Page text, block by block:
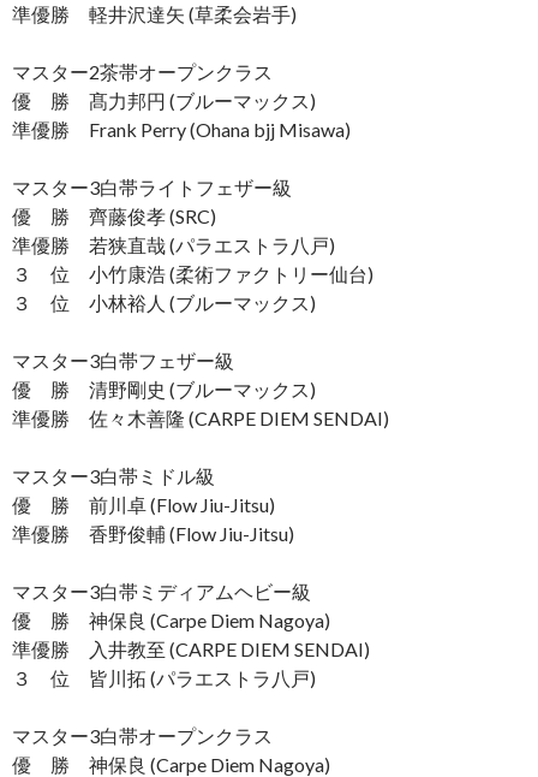
準優勝 軽井沢達矢 (草柔会岩手)
マスター2茶帯オープンクラス
優 勝 髙力邦円 (ブルーマックス)
準優勝 Frank Perry (Ohana bjj Misawa)
マスター3白帯ライトフェザー級
優 勝 齊藤俊孝 (SRC)
準優勝 若狭直哉 (パラエストラ八戸)
３ 位 小竹康浩 (柔術ファクトリー仙台)
３ 位 小林裕人 (ブルーマックス)
マスター3白帯フェザー級
優 勝 清野剛史 (ブルーマックス)
準優勝 佐々木善隆 (CARPE DIEM SENDAI)
マスター3白帯ミドル級
優 勝 前川卓 (Flow Jiu-Jitsu)
準優勝 香野俊輔 (Flow Jiu-Jitsu)
マスター3白帯ミディアムヘビー級
優 勝 神保良 (Carpe Diem Nagoya)
準優勝 入井教至 (CARPE DIEM SENDAI)
３ 位 皆川拓 (パラエストラ八戸)
マスター3白帯オープンクラス
優 勝 神保良 (Carpe Diem Nagoya)